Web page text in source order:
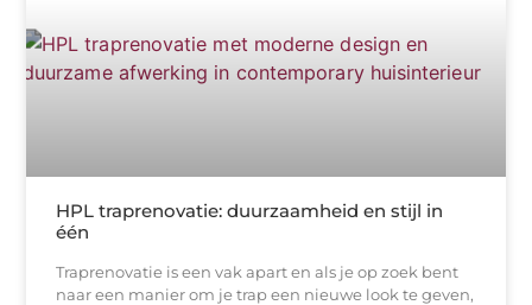
HPL traprenovatie: duurzaamheid en stijl in
één
Traprenovatie is een vak apart en als je op zoek bent
naar een manier om je trap een nieuwe look te geven,